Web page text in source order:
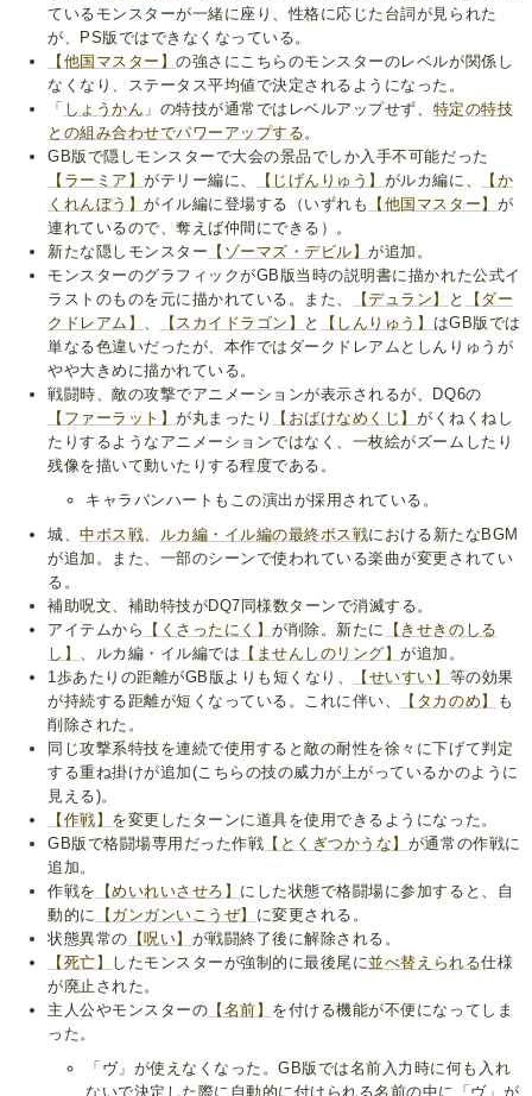
ているモンスターが一緒に座り、性格に応じた台詞が見られた
が、PS版ではできなくなっている。
【他国マスター】の強さにこちらのモンスターのレベルが関係し
なくなり、ステータス平均値で決定されるようになった。
「 しょうかん 」の特技が通常ではレベルアップせず、 特定の特技
との組み合わせでパワーアップする 。
GB版で隠しモンスターで大会の景品でしか入手不可能だった
【ラーミア】がテリー編に、 【じげんりゅう】 がルカ編に、
【か
くれんぼう】がイル編に登場する（いずれも 【他国マスター】 が
連れているので、奪えば仲間にできる）。
新たな隠しモンスター 【ゾーマズ・デビル】が追加。
モンスターのグラフィックがGB版当時の説明書に描かれた公式イ
ラストのものを元に描かれている。また、
【デュラン】 と
【ダー
クドレアム】
【スカイドラゴン】 と 【しんりゅう】 はGB版では
単なる色違いだったが、本作ではダークドレアムとしんりゅうが
やや大きめに描かれている。
戦闘時、敵の攻撃でアニメーションが表示されるが、DQ6の
【ファーラット】が丸まったり 【おばけなめくじ】 がくねくねし
たりするようなアニメーションではなく、一枚絵がズームしたり
残像を描いて動いたりする程度である。
キャラバンハートもこの演出が採用されている。
城、中ボス戦 ルカ編・イル編の最終ボス戦における新たなBGM
が追加。また、一部のシーンで使われている楽曲が変更されてい
る。
補助呪文、補助特技がDQ7同様数ターンで消滅する。
アイテムから
【くさったにく】が削除。新たに
【きせきのしる
し】
、ルカ編・イル編では 【ませんしのリング】が追加。
1歩あたりの距離がGB版よりも短くなり、
【せいすい】 等の効果
が持続する距離が短くなっている。これに伴い、
【タカのめ】
も
削除された。
同じ攻撃系特技を連続で使用すると敵の耐性を徐々に下げて判定
する重ね掛けが追加(こちらの技の威力が上がっているかのように
見える)。
【作戦】 を変更したターンに道具を使用できるようになった。
GB版で格闘場専用だった作戦 【とくぎつかうな】 が通常の作戦に
追加。
作戦を
【めいれいさせろ】 にした状態で格闘場に参加すると、自
動的に
【ガンガンいこうぜ】 に変更される。
状態異常の 【呪い】 が戦闘終了後に解除される。
【死亡】
したモンスターが強制的に最後尾に並べ替えられる仕様
が廃止された。
主人公やモンスターの 【名前】 を付ける機能が不便になってしま
った。
「ヴ」が使えなくなった。GB版では名前入力時に何も入れ
ないで決定した際に自動的に付けられる名前の中に「ヴ」が